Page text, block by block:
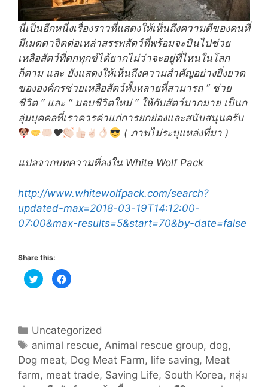
นี่เป็นอีกหนึ่งเรื่องราวที่แสดงให้เห็นถึงความดีของคนที่
มีเมตตาจิตต่อเหล่าสรรพสัตว์ที่พร้อมจะบินไปช่วย
เหลือสัตว์ที่ตกทุกข์ได้ยากไม่ว่าจะอยู่ที่ไหนในโลก
ก็ตาม และ ยังแสดงให้เห็นถึงความสำคัญอย่างยิ่งยวด
ขององค์กรช่วยเหลือสัตว์ทั้งหลายที่สามารถ “ ช่วย
ชีวิต “ และ “ มอบชีวิตใหม่ “ ให้กับสัตว์มากมาย เป็นก
ลุ่มบุคคลที่เราควรค่าแก่การยกย่องและสนับสนุนครับ
♥️
( ภาพไม่ระบุแหล่งที่มา )
แปลจากบทความที่ลงใน White Wolf Pack
http://www.whitewolfpack.com/search?
updated-max=2018-03-19T14:12:00-
07:00&max-results=5&start=70&by-date=false
Share this:
C
l
s
h
a
r
e
o
T
C
l
s
h
a
r
n
F
Categories
Uncategorized
Tags
animal rescue,Animal rescue group, dog,
Dog meat, Dog Meat Farm, life saving, Meat
farm, meat trade, Saving Life, South Korea, กลุ่ม